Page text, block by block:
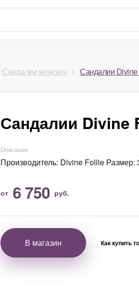
Сандалии женские Сандалии
Сандалии Divine
Описание
Производитель: Divine Follie Размер:
от 6 750 руб.
В магазин Как купить